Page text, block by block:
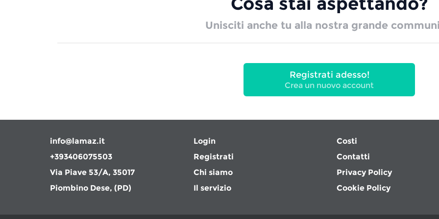
Unisciti anche tu alla nostra grande
Registrati adesso!
Crea un nuovo account
info@lamaz.it
+393406075503
Via Piave 53/A, 35017
Piombino Dese, (PD)
Login
Registrati
Chi siamo
Il servizio
Costi
Contatti
Privacy Policy
Cookie Policy